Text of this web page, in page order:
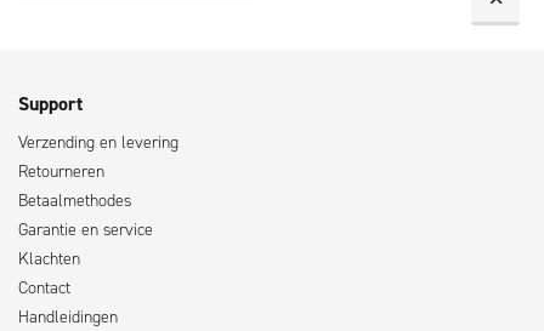
Support
Verzending en levering
Retourneren
Betaalmethodes
Garantie en service
Klachten
Contact
Handleidingen